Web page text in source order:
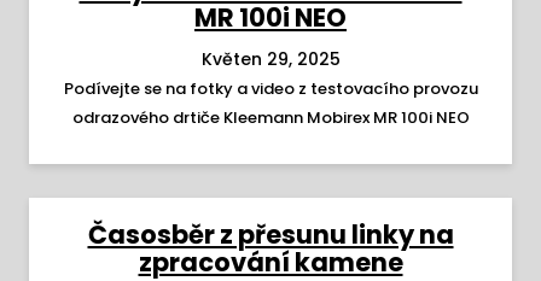
MR 100i NEO
Květen 29, 2025
Podívejte se na fotky a video z testovacího provozu
odrazového drtiče Kleemann Mobirex MR 100i NEO
Časosběr z přesunu linky na
zpracování kamene